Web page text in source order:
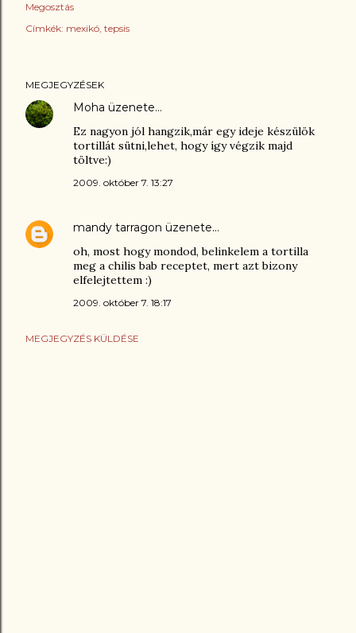
Megosztás
Címkék: mexikó tepsis
MEGJEGYZÉSEK
Moha üzenete…
Ez nagyon jól hangzik,már egy ideje készülök
tortillát sütni,lehet, hogy így végzik majd
töltve:)
2009. október 7. 13:27
mandy tarragon üzenete…
oh, most hogy mondod, belinkelem a tortilla
meg a chilis bab receptet, mert azt bizony
elfelejtettem :)
2009. október 7. 18:17
MEGJEGYZÉS KÜLDÉSE